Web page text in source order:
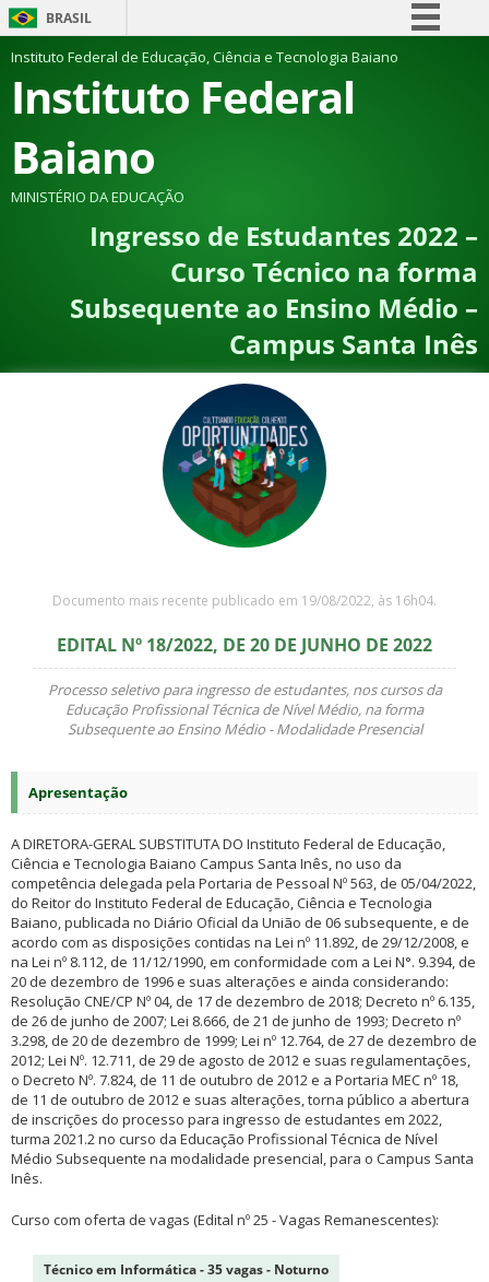
BRASIL
Simplifique!
Comunica BR
Canais
Instituto Federal de Educação, Ciência e Tecnologia Baiano
Instituto Federal
Baiano
MINISTÉRIO DA EDUCAÇÃO
Ingresso de Estudantes 2022 –
Curso Técnico na forma
Subsequente ao Ensino Médio –
Campus Santa Inês
Documento mais recente publicado em 19/08/2022, às 16h04.
EDITAL Nº 18/2022, DE 20 DE JUNHO DE 2022
Processo seletivo para ingresso de estudantes, nos cursos da
Educação Profissional Técnica de Nível Médio, na forma
Subsequente ao Ensino Médio - Modalidade Presencial
Apresentação
A DIRETORA-GERAL SUBSTITUTA DO Instituto Federal de Educação,
Ciência e Tecnologia Baiano Campus Santa Inês, no uso da
competência delegada pela Portaria de Pessoal Nº 563, de 05/04/2022,
do Reitor do Instituto Federal de Educação, Ciência e Tecnologia
Baiano, publicada no Diário Oficial da União de 06 subsequente, e de
acordo com as disposições contidas na Lei nº 11.892, de 29/12/2008, e
na Lei nº 8.112, de 11/12/1990, em conformidade com a Lei N°. 9.394, de
20 de dezembro de 1996 e suas alterações e ainda considerando:
Resolução CNE/CP Nº 04, de 17 de dezembro de 2018; Decreto nº 6.135,
de 26 de junho de 2007; Lei 8.666, de 21 de junho de 1993; Decreto nº
3.298, de 20 de dezembro de 1999; Lei nº 12.764, de 27 de dezembro de
2012; Lei Nº. 12.711, de 29 de agosto de 2012 e suas regulamentações,
o Decreto Nº. 7.824, de 11 de outubro de 2012 e a Portaria MEC nº 18,
de 11 de outubro de 2012 e suas alterações, torna público a abertura
de inscrições do processo para ingresso de estudantes em 2022,
turma 2021.2 no curso da Educação Profissional Técnica de Nível
Médio Subsequente na modalidade presencial, para o Campus Santa
Inês.
Curso com oferta de vagas (Edital nº 25 - Vagas Remanescentes):
Técnico em Informática - 35 vagas - Noturno